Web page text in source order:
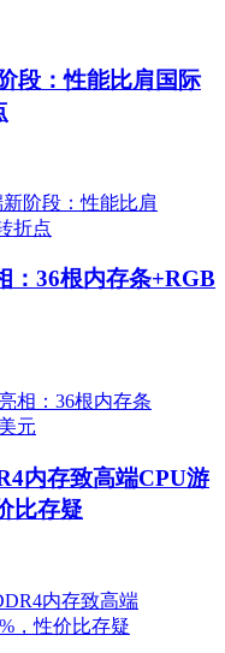
段：性能比肩国际
：36根内存条+RGB
内存致高端CPU游
比存疑